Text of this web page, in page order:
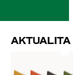
Aktualita